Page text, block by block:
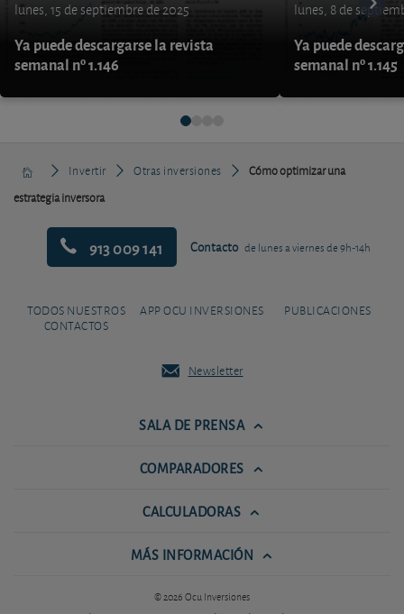
lunes, 15 de septiembre de 2025
Ya puede descargarse la revista
semanal nº 1.146
lunes, 8 de
Ya puede
semanal nº 1.145
Invertir Otras inversiones
Cómo optimizar una
estrategia inversora
913 009 141 Contacto de lunes a viernes de 9h-14h
TODOS NUESTROS
CONTACTOS
APP OCU INVERSIONES PUBLICACIONES
Newsletter
SALA DE PRENSA
COMPARADORES
CALCULADORAS
MÁS INFORMACIÓN
© 2026 Ocu Inversiones